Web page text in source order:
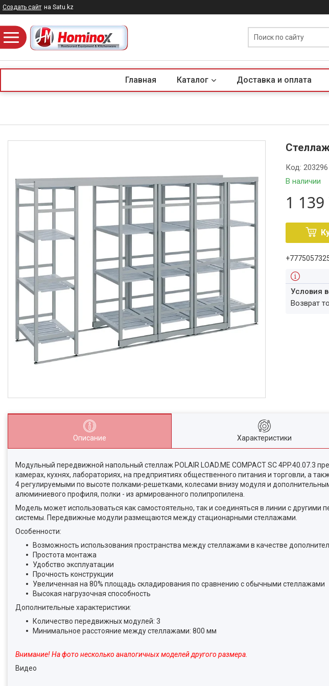
Создать сайт на Satu.kz
Главная Каталог Доставка и оплата
Стеллаж
В наличии
Код:203296
1
возврат
Описание Характеристики
Модульный передвижной напольный стеллаж POLAIR LOAD.ME COMPACT SC 4PP.40.07.3
камерах, кухнях, лабораториях, на предприятиях общественного питания и торговли, а
4 регулируемыми по высоте полками-решетками, колесами внизу модуля и
алюминиевого профиля, полки - из армированного полипропилена.
Модель может использоваться как самостоятельно, так и соединяться в линии с
системы. Передвижные модули размещаются между стационарными стеллажами.
Особенности:
Возможность использования пространства между стеллажами в качестве
Простота монтажа
Удобство эксплуатации
Прочность конструкции
Увеличенная на 80% площадь складирования по сравнению с обычными стеллажами
Высокая нагрузочная способность
Дополнительные характеристики:
Количество передвижных модулей: 3
Минимальное расстояние между стеллажами: 800 мм
Внимание! На фото несколько аналогичных моделей другого размера.
Видео